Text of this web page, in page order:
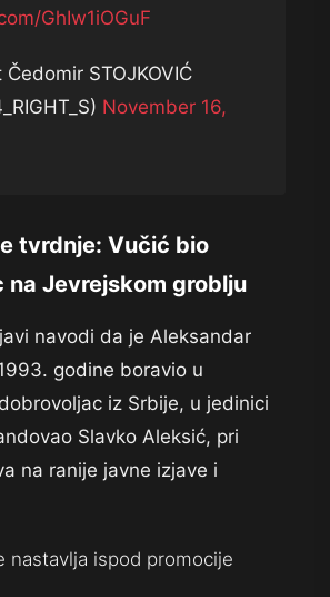
GhIw1iOGuF
STOJKOVIĆ
November 16,
tvrdnje: Vučić bio
na Jevrejskom groblju
navodi da je Aleksandar
godine boravio u
iz Srbije, u jedinici
Slavko Aleksić, pri
na ranije javne izjave i
nastavlja ispod promocije